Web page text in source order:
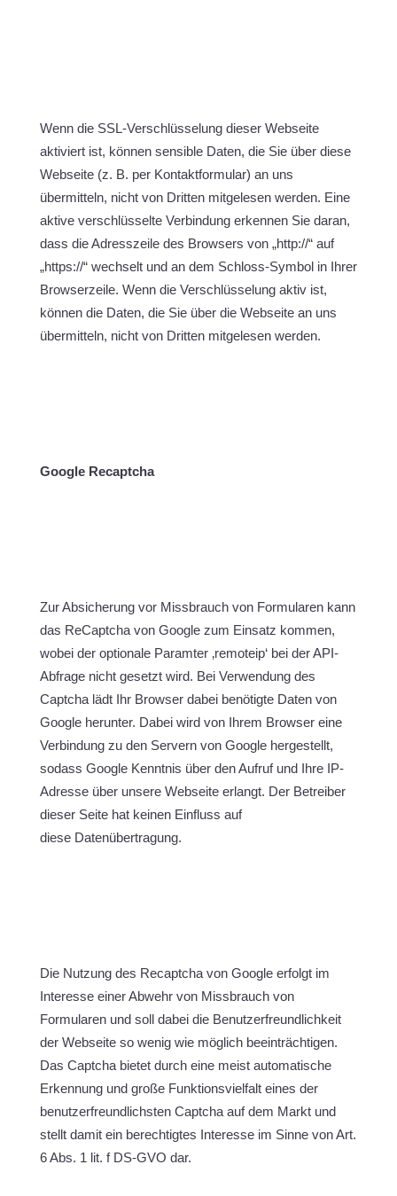
Wenn die SSL-Verschlüsselung dieser Webseite
aktiviert ist, können sensible Daten, die Sie über diese
Webseite (z. B. per Kontaktformular) an uns
übermitteln, nicht von Dritten mitgelesen werden. Eine
aktive verschlüsselte Verbindung erkennen Sie daran,
dass die Adresszeile des Browsers von „http://“ auf
„https://“ wechselt und an dem Schloss-Symbol in Ihrer
Browserzeile. Wenn die Verschlüsselung aktiv ist,
können die Daten, die Sie über die Webseite an uns
übermitteln, nicht von Dritten mitgelesen werden.
Google Recaptcha
Zur Absicherung vor Missbrauch von Formularen kann
das ReCaptcha von Google zum Einsatz kommen,
wobei der optionale Paramter ‚remoteip‘ bei der API-
Abfrage nicht gesetzt wird. Bei Verwendung des
Captcha lädt Ihr Browser dabei benötigte Daten von
Google herunter. Dabei wird von Ihrem Browser eine
Verbindung zu den Servern von Google hergestellt,
sodass Google Kenntnis über den Aufruf und Ihre IP-
Adresse über unsere Webseite erlangt. Der Betreiber
dieser Seite hat keinen Einfluss auf
diese Datenübertragung.
Die Nutzung des Recaptcha von Google erfolgt im
Interesse einer Abwehr von Missbrauch von
Formularen und soll dabei die Benutzerfreundlichkeit
der Webseite so wenig wie möglich beeinträchtigen.
Das Captcha bietet durch eine meist automatische
Erkennung und große Funktionsvielfalt eines der
benutzerfreundlichsten Captcha auf dem Markt und
stellt damit ein berechtigtes Interesse im Sinne von Art.
6 Abs. 1 lit. f DS-GVO dar.